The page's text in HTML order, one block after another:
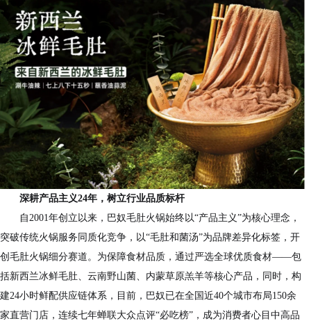
深耕产品主义24年，树立行业品质标杆
自2001年创立以来，巴奴毛肚火锅始终以“产品主义”为核心理念，
突破传统火锅服务同质化竞争，以“毛肚和菌汤”为品牌差异化标签，开
创毛肚火锅细分赛道。为保障食材品质，通过严选全球优质食材——包
括新西兰冰鲜毛肚、云南野山菌、内蒙草原羔羊等核心产品，同时，构
建24小时鲜配供应链体系，目前，巴奴已在全国近40个城市布局150余
家直营门店，连续七年蝉联大众点评“必吃榜”，成为消费者心目中高品